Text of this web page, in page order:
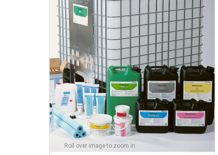
Roll over image to zoom in